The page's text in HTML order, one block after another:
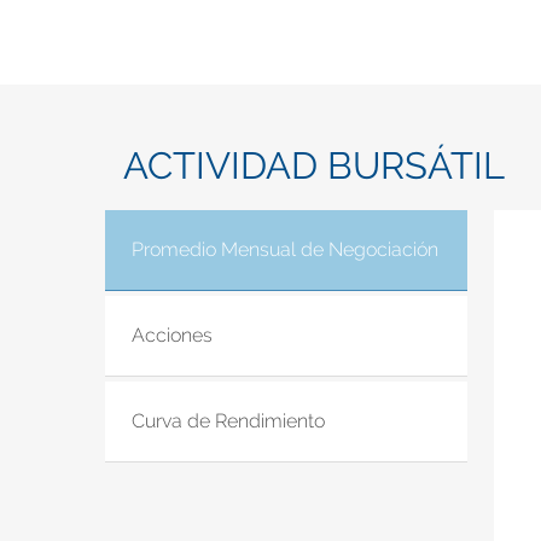
ACTIVIDAD BURSÁTIL
Promedio Mensual de Negociación
Acciones
Curva de Rendimiento